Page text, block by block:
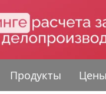
Продукты Цены